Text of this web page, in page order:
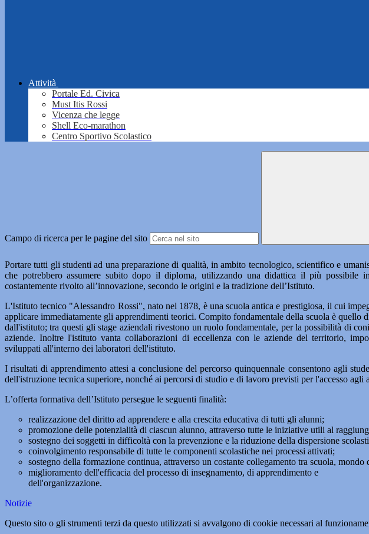
Attività
Portale Ed. Civica
Must Itis Rossi
Vicenza che legge
Shell Eco-marathon
Centro Sportivo Scolastico
Campo di ricerca per le pagine del sito
Portare tutti gli studenti ad una preparazione di qualità, in ambito tecnologico, scientifico e
che potrebbero assumere subito dopo il diploma, utilizzando una didattica il più
costantemente rivolto all’innovazione, secondo le origini e la tradizione dell’Istituto.
L'Istituto tecnico "Alessandro Rossi", nato nel 1878, è una scuola antica e prestigiosa, il cui
applicare immediatamente gli apprendimenti teorici. Compito fondamentale della scuola è
dall'istituto; tra questi gli stage aziendali rivestono un ruolo fondamentale, per la possibilità di
aziende. Inoltre l'istituto vanta collaborazioni di eccellenza con le aziende del territorio,
sviluppati all'interno dei laboratori dell'istituto.
I risultati di apprendimento attesi a conclusione del percorso quinquennale consentono agli
dell'istruzione tecnica superiore, nonché ai percorsi di studio e di lavoro previsti per l'accesso
L’offerta formativa dell’Istituto persegue le seguenti finalità:
realizzazione del diritto ad apprendere e alla crescita educativa di tutti gli alunni;
promozione delle potenzialità di ciascun alunno, attraverso tutte le iniziative utili al
sostegno dei soggetti in difficoltà con la prevenzione e la riduzione della dispersione
coinvolgimento responsabile di tutte le componenti scolastiche nei processi attivati;
sostegno della formazione continua, attraverso un costante collegamento tra scuola,
miglioramento dell'efficacia del processo di insegnamento, di apprendimento e
dell'organizzazione.
Notizie
Questo sito o gli strumenti terzi da questo utilizzati si avvalgono di cookie necessari al